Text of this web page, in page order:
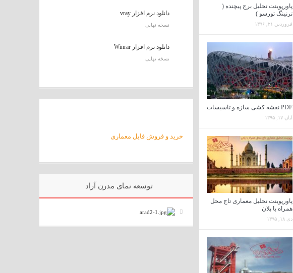
پاورپوینت تحلیل برج پیچنده (
ترنینگ تورسو )
فروردین ۲۱, ۱۳۹۶
PDF نقشه کشی سازه و تاسیسات
آبان ۱۷, ۱۳۹۵
پاورپوینت تحلیل معماری تاج محل
همراه با پلان
دی ۱۸, ۱۳۹۵
دانلود نرم افزار vray
نسخه نهایی
دانلود نرم افزار Winrar
نسخه نهایی
خرید و فروش فایل معماری
توسعه نمای مدرن آراد